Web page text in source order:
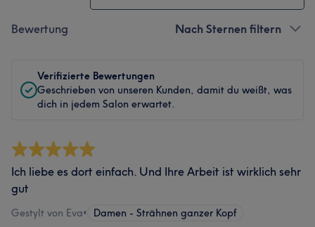
Bewertung Nach Sternen filtern
Verifizierte Bewertungen
Geschrieben von unseren Kunden, damit du weißt, was
dich in jedem Salon erwartet.
Ich liebe es dort einfach. Und Ihre Arbeit ist wirklich sehr
gut
Gestylt von Eva• Damen - Strähnen ganzer Kopf